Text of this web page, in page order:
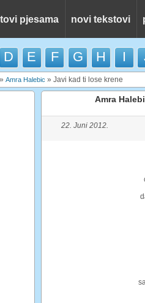
pjesama novi tekstovi
D E F G H I
Amra Halebic » Javi kad ti lose krene
Amra
22. Juni 2012.